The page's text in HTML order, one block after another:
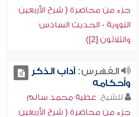
جزء من محاضرة ( شرح الأربعين
النووية - الحديث السادس
والثلاثون [2])
الفهرس:آداب الذكر
وأحكامه
للشيخ: عطية محمد سالم
جزء من محاضرة ( شرح الأربعين